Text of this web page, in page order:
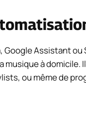
Google Assistant ou
musique à domicile.
ou même de